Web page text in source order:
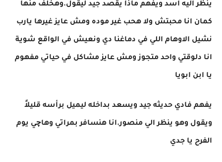
ينظر اليه اسد ويفهم ماذا يقصد جيد ليقول.وهخلف منها
كمان انا محبتش ولا هحب غير موده ومش عايز غيرها يارب
نشيل الاوهام اللي في دماغنا دي ونعيش في الواقع شوية
انا دلوقتي واحد متجوز ومش عايز مشاكل في حياتي مفهوم
يا ابن ابويا
يفهم فادي حديثه جيد ويسعد بداخله ليميل برأسه قليلاً
ويقول وهو ينظر الي منصور.انا هنسافر بمراتي وهاچي يوم
الفرح يا جدي